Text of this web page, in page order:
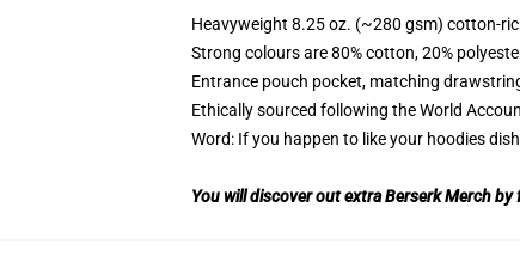
Heavyweight 8.25 oz. (~280 gsm) cotton-
Strong colours are 80% cotton, 20%
Entrance pouch pocket, matching
Ethically sourced following the World
Word: If you happen to like your hoodies
You will discover out extra Berserk Merch